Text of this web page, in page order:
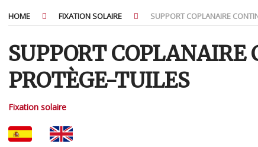
HOME FIXATION SOLAIRE SUPPORT COPLANAIRE
SUPPORT COPLANAIRE
PROTÈGE-TUILES
Fixation solaire